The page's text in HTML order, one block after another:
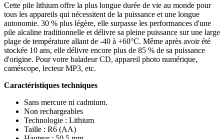
Cette pile lithium offre la plus longue durée de vie au monde pour
tous les appareils qui nécessitent de la puissance et une longue
autonomie. 30 % plus légère, elle surpasse les performances d'une
pile alcaline traditionnelle et délivre sa pleine puissance sur une large
plage de température allant de -40 à +60°C. Même après avoir été
stockée 10 ans, elle délivre encore plus de 85 % de sa puissance
d'origine. Pour votre baladeur CD, appareil photo numérique,
caméscope, lecteur MP3, etc.
Caractéristiques techniques
Sans mercure ni cadmium.
Non rechargeables
Technologie : Lithium
Taille : R6 (AA)